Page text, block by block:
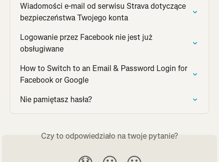
Wiadomości e-mail od serwisu Strava dotyczące
bezpieczeństwa Twojego konta
Logowanie przez Facebook nie jest już
obsługiwane
How to Switch to an Email & Password Login for
Facebook or Google
Nie pamiętasz hasła?
Czy to odpowiedziało na twoje pytanie?